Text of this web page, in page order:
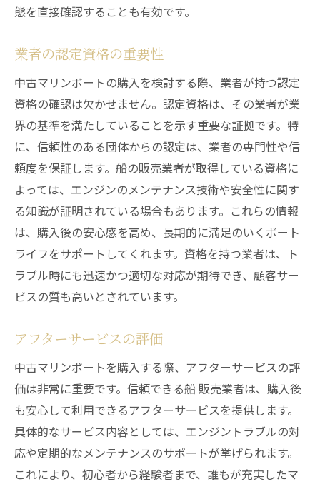
態を直接確認することも有効です。
業者の認定資格の重要性
中古マリンボートの購入を検討する際、業者が持つ認定
資格の確認は欠かせません。認定資格は、その業者が業
界の基準を満たしていることを示す重要な証拠です。特
に、信頼性のある団体からの認定は、業者の専門性や信
頼度を保証します。船の販売業者が取得している資格に
よっては、エンジンのメンテナンス技術や安全性に関す
る知識が証明されている場合もあります。これらの情報
は、購入後の安心感を高め、長期的に満足のいくボート
ライフをサポートしてくれます。資格を持つ業者は、ト
ラブル時にも迅速かつ適切な対応が期待でき、顧客サー
ビスの質も高いとされています。
アフターサービスの評価
中古マリンボートを購入する際、アフターサービスの評
価は非常に重要です。信頼できる船 販売業者は、購入後
も安心して利用できるアフターサービスを提供します。
具体的なサービス内容としては、エンジントラブルの対
応や定期的なメンテナンスのサポートが挙げられます。
これにより、初心者から経験者まで、誰もが充実したマ